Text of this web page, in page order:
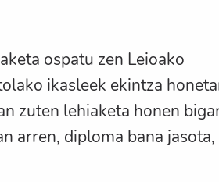
ospatu zen Leioako
ikasleek ekintza
zuten lehiaketa honen
arren, diploma bana